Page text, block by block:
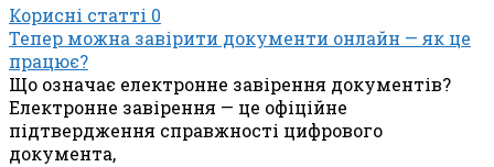
Корисні статті 0
Тепер можна завірити документи онлайн — як це
працює?
Що означає електронне завірення документів?
Електронне завірення — це офіційне
підтвердження справжності цифрового
документа,